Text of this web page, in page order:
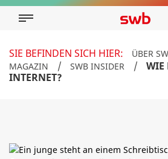
Privatkunden
Über swb
SIE BEFINDEN SICH HIER: ÜBER
MAGAZIN
/ SWB INSIDER /
WIE
INTERNET?